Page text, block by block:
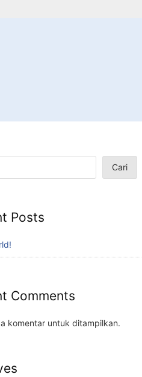
Cari
Posts
Comments
komentar untuk ditampilkan.